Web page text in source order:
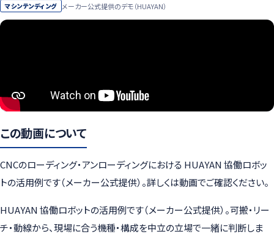
マシンテンディング メーカー公式提供のデモ（HUAYAN）
この動画について
CNCのローディング・アンローディングにおける HUAYAN 協働ロボッ
トの活用例です（メーカー公式提供）。詳しくは動画でご確認ください。
HUAYAN 協働ロボットの活用例です（メーカー公式提供）。可搬・リー
チ・動線から、現場に合う機種・構成を中立の立場で一緒に判断しま